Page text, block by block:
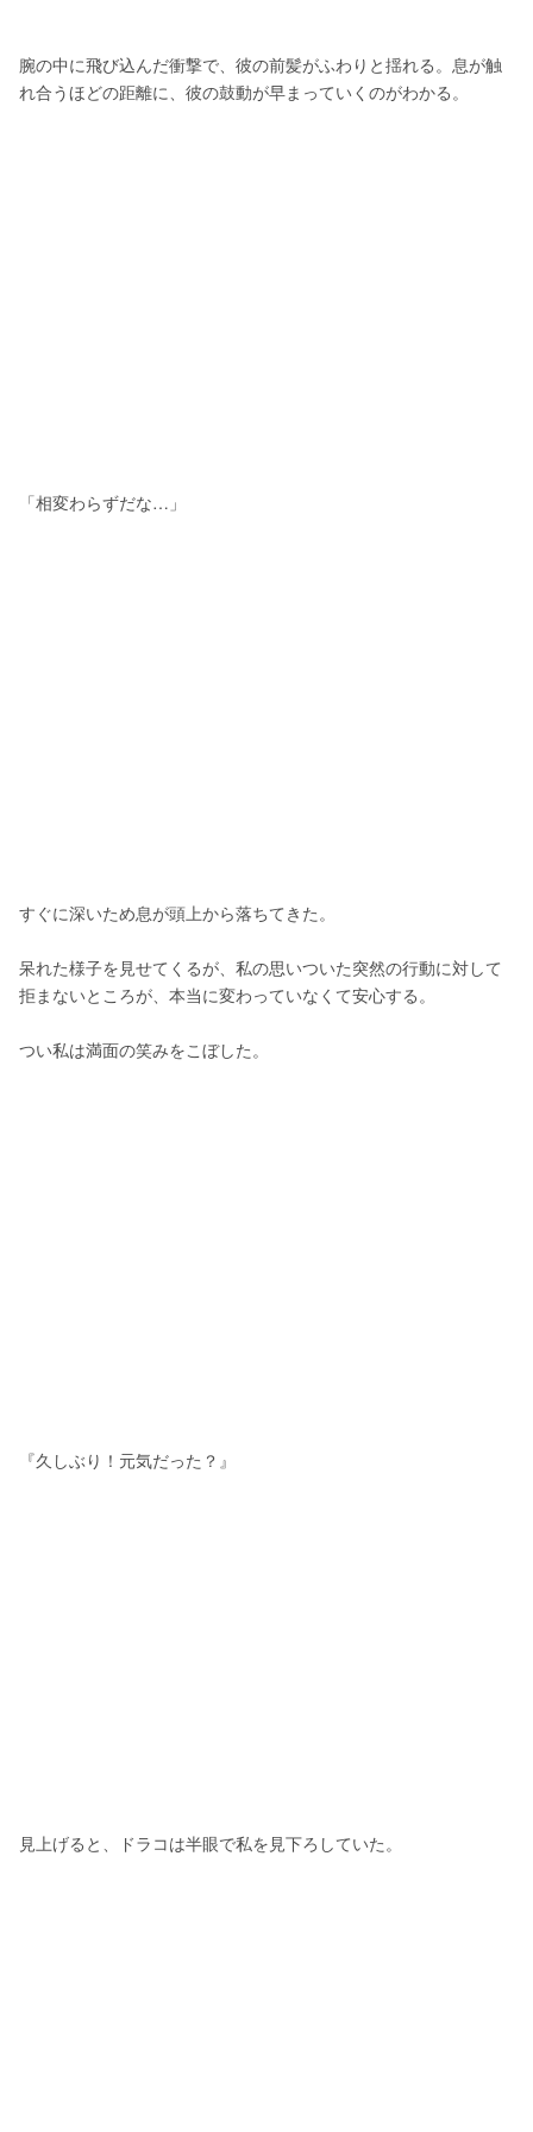
腕の中に飛び込んだ衝撃で、彼の前髪がふわりと揺れる。息が触
れ合うほどの距離に、彼の鼓動が早まっていくのがわかる。
「相変わらずだな…」
すぐに深いため息が頭上から落ちてきた。
呆れた様子を見せてくるが、私の思いついた突然の行動に対して
拒まないところが、本当に変わっていなくて安心する。
つい私は満面の笑みをこぼした。
『久しぶり！元気だった？』
見上げると、ドラコは半眼で私を見下ろしていた。